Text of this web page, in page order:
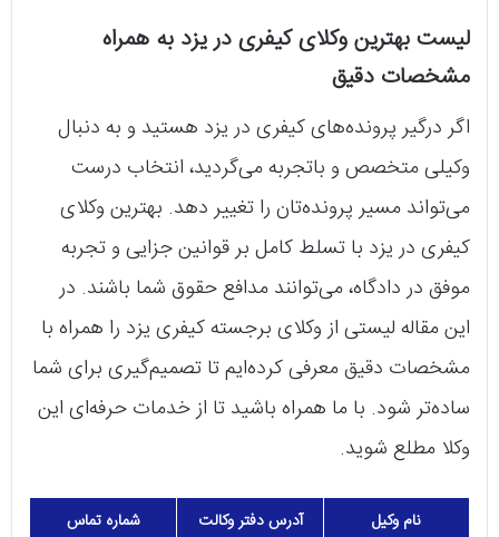
لیست بهترین وکلای کیفری در یزد به همراه
مشخصات دقیق
اگر درگیر پرونده‌های کیفری در یزد هستید و به دنبال
وکیلی متخصص و باتجربه می‌گردید، انتخاب درست
می‌تواند مسیر پرونده‌تان را تغییر دهد. بهترین وکلای
کیفری در یزد با تسلط کامل بر قوانین جزایی و تجربه
موفق در دادگاه، می‌توانند مدافع حقوق شما باشند. در
این مقاله لیستی از وکلای برجسته کیفری یزد را همراه با
مشخصات دقیق معرفی کرده‌ایم تا تصمیم‌گیری برای شما
ساده‌تر شود. با ما همراه باشید تا از خدمات حرفه‌ای این
وکلا مطلع شوید.
نام وکیل آدرس دفتر وکالت شماره تماس